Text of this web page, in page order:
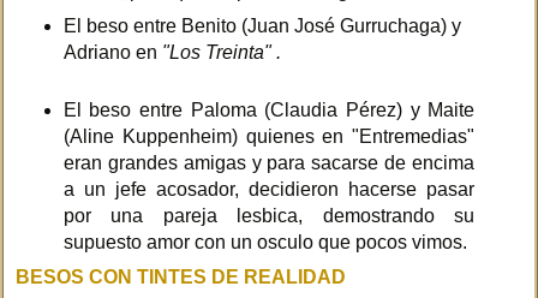
El beso entre Benito (Juan José Gurruchaga) y
Adriano en "Los Treinta" .
El beso entre Paloma (Claudia Pérez) y Maite
(Aline Kuppenheim) quienes en "Entremedias"
eran grandes amigas y para sacarse de encima
a un jefe acosador, decidieron hacerse pasar
por una pareja lesbica, demostrando su
supuesto amor con un osculo que pocos vimos.
BESOS CON TINTES DE REALIDAD